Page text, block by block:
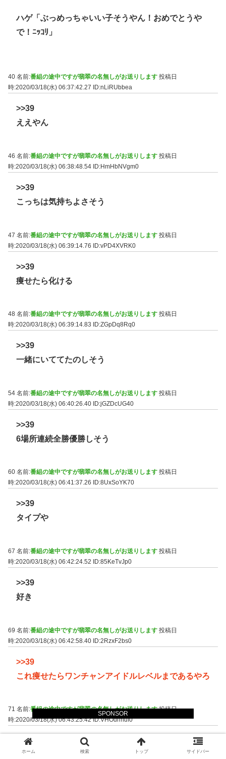
SPONSOR
ハゲ「ぶっめっちゃいい子そうやん！おめでとうや
で！ﾆｯｺﾘ」
40 名前:番組の途中ですが翡翠の名無しがお送りします 投稿日
時:2020/03/18(水) 06:37:42.27
ID:nLiRUbbea
>>39
ええやん
46 名前:番組の途中ですが翡翠の名無しがお送りします 投稿日
時:2020/03/18(水) 06:38:48.54 ID:HmHbNVgm0
>>39
こっちは気持ちよさそう
47 名前:番組の途中ですが翡翠の名無しがお送りします 投稿日
時:2020/03/18(水) 06:39:14.76 ID:vPD4XVRK0
>>39
痩せたら化ける
48 名前:番組の途中ですが翡翠の名無しがお送りします 投稿日
時:2020/03/18(水) 06:39:14.83
ID:ZGpDq8Rq0
>>39
一緒にいててたのしそう
54 名前:番組の途中ですが翡翠の名無しがお送りします 投稿日
時:2020/03/18(水) 06:40:26.40 ID:jGZDcUG40
>>39
6場所連続全勝優勝しそう
60 名前:番組の途中ですが翡翠の名無しがお送りします 投稿日
時:2020/03/18(水) 06:41:37.26
ID:8UxSoYK70
>>39
タイプや
67 名前:番組の途中ですが翡翠の名無しがお送りします 投稿日
時:2020/03/18(水) 06:42:24.52
ID:85KeTvJp0
>>39
好き
69 名前:番組の途中ですが翡翠の名無しがお送りします 投稿日
時:2020/03/18(水) 06:42:58.40 ID:2RzxF2bs0
>>39
これ痩せたらワンチャンアイドルレベルまであるやろ
71 名前:番組の途中ですが翡翠の名無しがお送りします投稿日
時:2020/03/18(水) 06:43:25.42ID:VHOdrmuf0
>>39
メンヘラぽい
ホーム 検索 トップ サイドバー